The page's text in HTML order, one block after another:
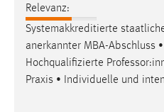
Relevanz:
Systemakkreditierte
anerkannter MBA-Abschluss
Hochqualifizierte
Praxis • Individuelle und